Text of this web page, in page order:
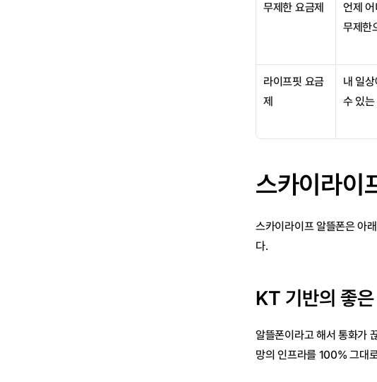
무제한 요금제
언제
무제한
라이프핏 요금
제
내 일
수 있
스카이라이
스카이라이프 알뜰폰은 아
다.
KT 기반의 좋
알뜰폰이라고 해서 통화가
망의 인프라를 100% 그대